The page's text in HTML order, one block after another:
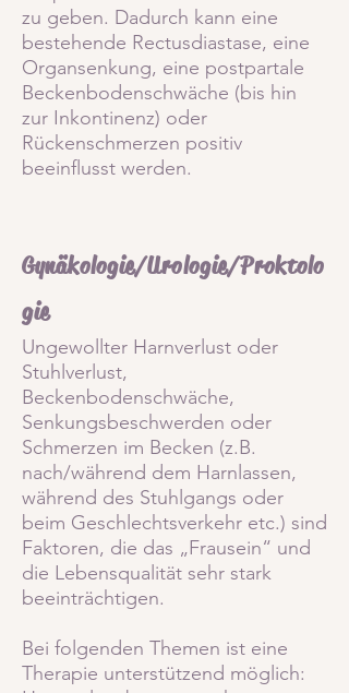
zu geben. Dadurch kann eine
bestehende Rectusdiastase, eine
Organsenkung, eine postpartale
Beckenbodenschwäche (bis hin
zur Inkontinenz) oder
Rückenschmerzen positiv
beeinflusst werden.
Gynäkologie/Urologie/Proktolo
gie
Ungewollter Harnverlust oder
Stuhlverlust,
Beckenbodenschwäche,
Senkungsbeschwerden oder
Schmerzen im Becken (z.B.
nach/während dem Harnlassen,
während des Stuhlgangs oder
beim Geschlechtsverkehr etc.) sind
Faktoren, die das „Frausein“ und
die Lebensqualität sehr stark
beeinträchtigen.
Bei folgenden Themen ist eine
Therapie unterstützend möglich: